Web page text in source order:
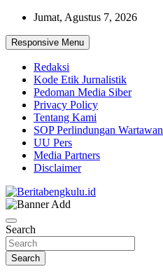
Skip
content
Jumat, Agustus 7, 2026
Responsive Menu
Redaksi
Kode Etik Jurnalistik
Pedoman Media Siber
Privacy Policy
Tentang Kami
SOP Perlindungan Wartawan
UU Pers
Media Partners
Disclaimer
Beritabengkulu.id
Search
Search